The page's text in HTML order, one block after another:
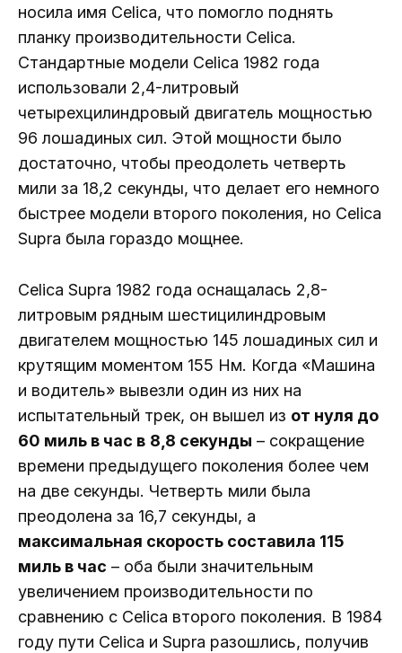
носила имя Celica, что помогло поднять
планку производительности Celica.
Стандартные модели Celica 1982 года
использовали 2,4-литровый
четырехцилиндровый двигатель мощностью
96 лошадиных сил. Этой мощности было
достаточно, чтобы преодолеть четверть
мили за 18,2 секунды, что делает его немного
быстрее модели второго поколения, но Celica
Supra была гораздо мощнее.
Celica Supra 1982 года оснащалась 2,8-
литровым рядным шестицилиндровым
двигателем мощностью 145 лошадиных сил и
крутящим моментом 155 Нм. Когда «Машина
и водитель» вывезли один из них на
испытательный трек, он вышел из от нуля до
60 миль в час в 8,8 секунды – сокращение
времени предыдущего поколения более чем
на две секунды. Четверть мили была
преодолена за 16,7 секунды, а
максимальная скорость составила 115
миль в час – оба были значительным
увеличением производительности по
сравнению с Celica второго поколения. В 1984
году пути Celica и Supra разошлись, получив